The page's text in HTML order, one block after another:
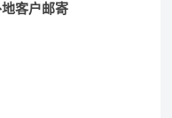
客户邮寄